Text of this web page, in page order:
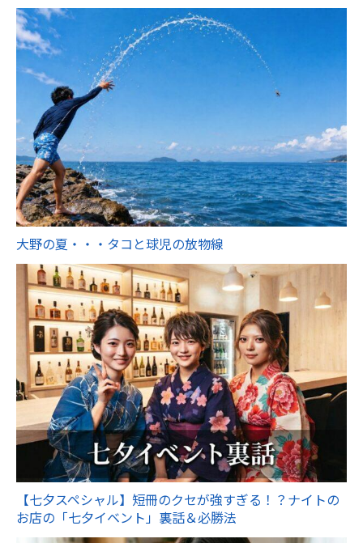
大野の夏・・・タコと球児の放物線
【七夕スペシャル】短冊のクセが強すぎる！？ナイトの
お店の「七夕イベント」裏話＆必勝法